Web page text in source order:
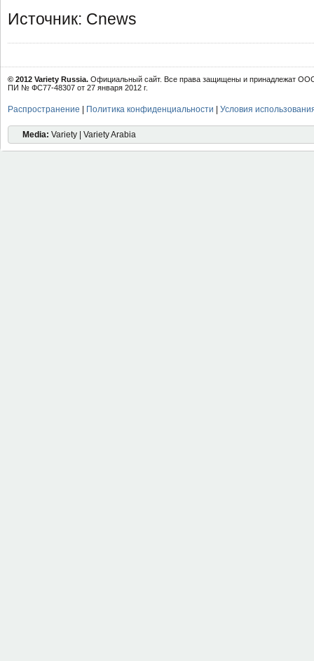
Источник: Cnews
© 2012 Variety Russia. Официальный сайт. Все права защищены и принадлежат
ПИ № ФС77-48307 от 27 января 2012 г.
Распространение Политика конфиденциальности Условия
Media: Variety | Variety Arabia